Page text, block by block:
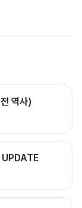
역사)
UPDATE